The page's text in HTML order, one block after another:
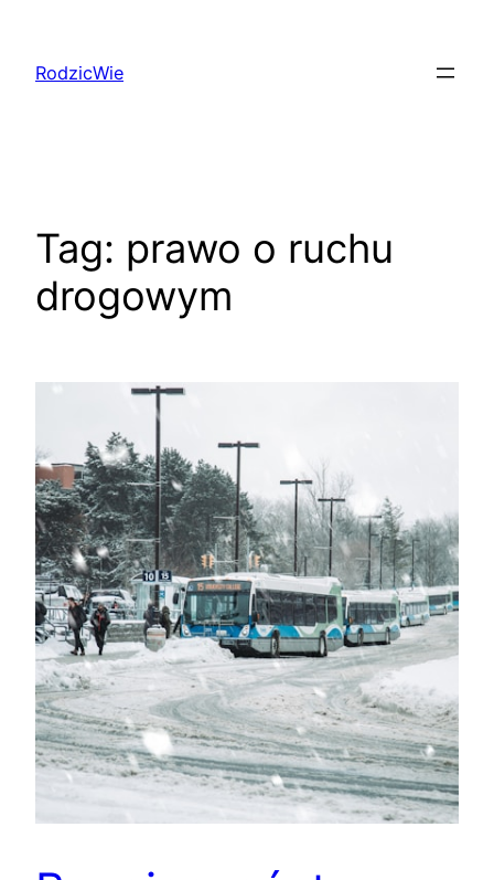
treściRodzicWie
Tag: prawo o ruchu
drogowym